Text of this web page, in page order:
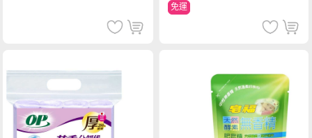
免運